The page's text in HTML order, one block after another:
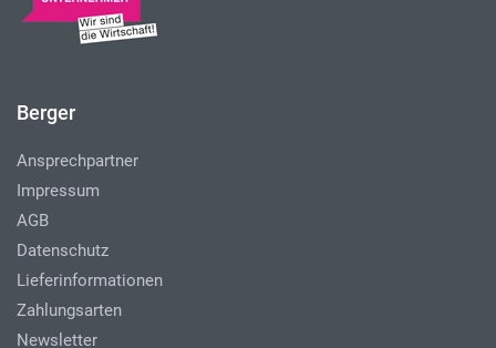
Berger
Ansprechpartner
Impressum
AGB
Datenschutz
Lieferinformationen
Zahlungsarten
Newsletter